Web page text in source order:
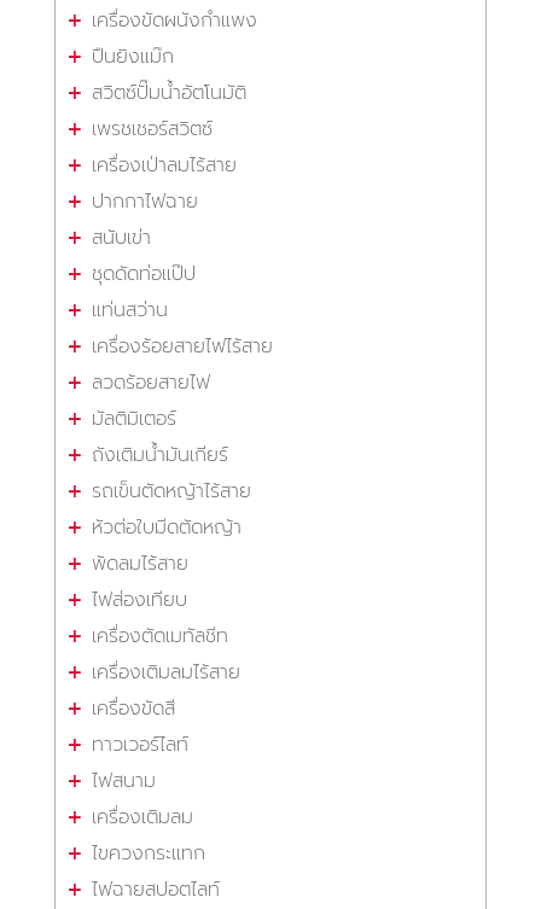
เครื่องขัดผนังกำแพง
ปืนยิงแม๊ก
สวิตซ์ปั๊มน้ำอัตโนมัติ
เพรชเชอร์สวิตซ์
เครื่องเป่าลมไร้สาย
ปากกาไฟฉาย
สนับเข่า
ชุดดัดท่อแป๊ป
แท่นสว่าน
เครื่องร้อยสายไฟไร้สาย
ลวดร้อยสายไฟ
มัลติมิเตอร์
ถังเติมน้ำมันเกียร์
รถเข็นตัดหญ้าไร้สาย
หัวต่อใบมีดตัดหญ้า
พัดลมไร้สาย
ไฟส่องเทียบ
เครื่องตัดเมทัลชีท
เครื่องเติมลมไร้สาย
เครื่องขัดสี
ทาวเวอร์ไลท์
ไฟสนาม
เครื่องเติมลม
ไขควงกระแทก
ไฟฉายสปอตไลท์